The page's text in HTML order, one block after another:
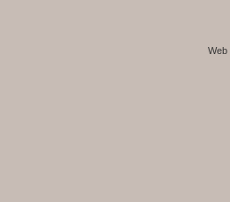
Web